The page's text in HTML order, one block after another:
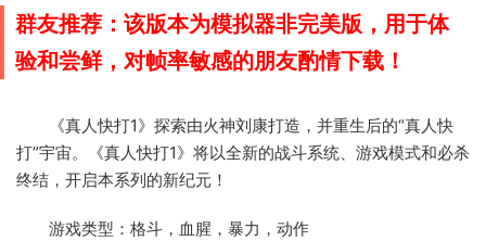
群友推荐：该版本为模拟器非完美版，用于体
验和尝鲜，对帧率敏感的朋友酌情下载！
《真人快打1》探索由火神刘康打造，并重生后的“真人快
打”宇宙。《真人快打1》将以全新的战斗系统、游戏模式和必杀
终结，开启本系列的新纪元！
游戏类型：格斗，血腥，暴力，动作